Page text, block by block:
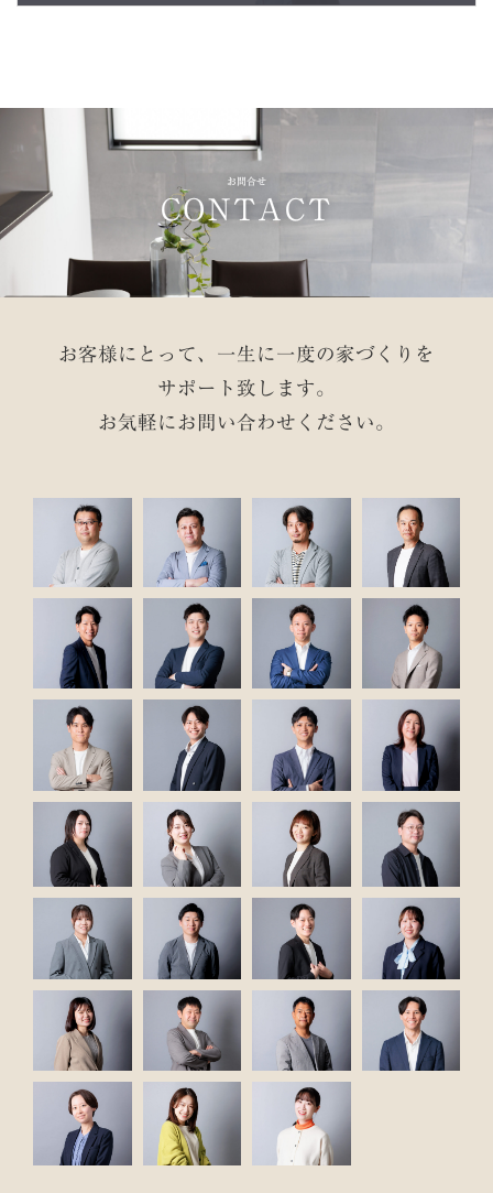
お問合せ
CONTACT
お客様にとって、一生に一度の家づくりを
サポート致します。
お気軽にお問い合わせください。